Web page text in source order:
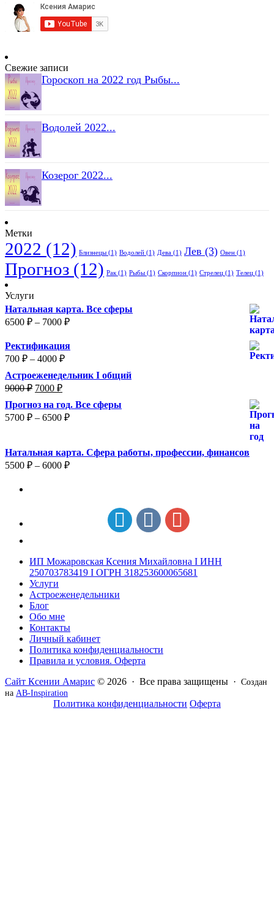
Свежие записи
Гороскоп на 2022 год Рыбы...
Водолей 2022...
Козерог 2022...
Метки
2022 (12) Близнецы (1) Водолей (1) Дева (1) Лев (3) Овен (1)
Прогноз (12) Рак (1) Рыбы (1) Скорпион (1) Стрелец (1) Телец (1)
Услуги
Натальная карта. Все сферы
6500 ₽ – 7000 ₽
Ректификация
700 ₽ – 4000 ₽
Астроеженедельник I общий
9000₽ 7000 ₽
Прогноз на год. Все сферы
5700 ₽ – 6500 ₽
Натальная карта. Сфера работы, профессии, финансов
5500 ₽ – 6000 ₽
ИП Можаровская Ксения Михайловна I ИНН
250703783419 I ОГРН 318253600065681
Услуги
Астроеженедельники
Блог
Обо мне
Контакты
Личный кабинет
Политика конфиденциальности
Правила и условия. Оферта
Сайт Ксении Амарис © 2026 · Все права защищены · Создан
на AB-Inspiration
Политика конфиденциальности Оферта